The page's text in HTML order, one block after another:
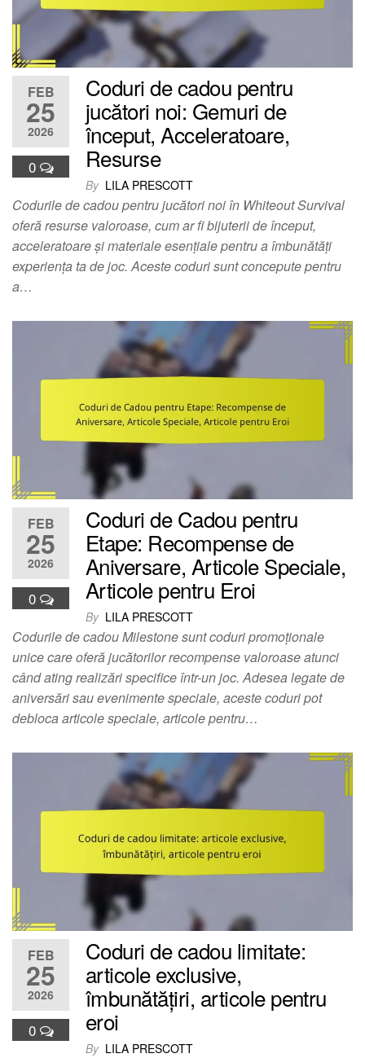
FEB
25
2026
0
Coduri de cadou pentru
jucători noi: Gemuri de
început, Acceleratoare,
Resurse
By LILA PRESCOTT
Codurile de cadou pentru jucători noi în Whiteout Survival
oferă resurse valoroase, cum ar fi bijuterii de început,
acceleratoare și materiale esențiale pentru a îmbunătăți
experiența ta de joc. Aceste coduri sunt concepute pentru
a…
FEB
25
2026
0
Coduri de Cadou pentru
Etape: Recompense de
Aniversare, Articole Speciale,
Articole pentru Eroi
By LILA PRESCOTT
Codurile de cadou Milestone sunt coduri promoționale
unice care oferă jucătorilor recompense valoroase atunci
când ating realizări specifice într-un joc. Adesea legate de
aniversări sau evenimente speciale, aceste coduri pot
debloca articole speciale, articole pentru…
FEB
25
2026
0
Coduri de cadou limitate:
articole exclusive,
îmbunătățiri, articole pentru
eroi
By LILA PRESCOTT